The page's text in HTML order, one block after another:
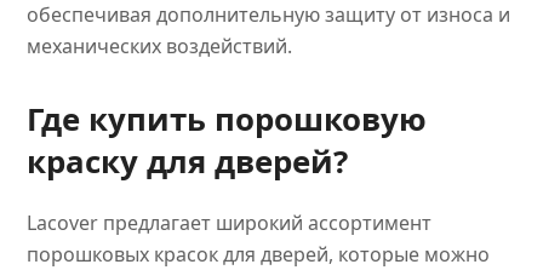
обеспечивая дополнительную защиту от износа и
механических воздействий.
Где купить порошковую
краску для дверей?
Lacover предлагает широкий ассортимент
порошковых красок для дверей, которые можно